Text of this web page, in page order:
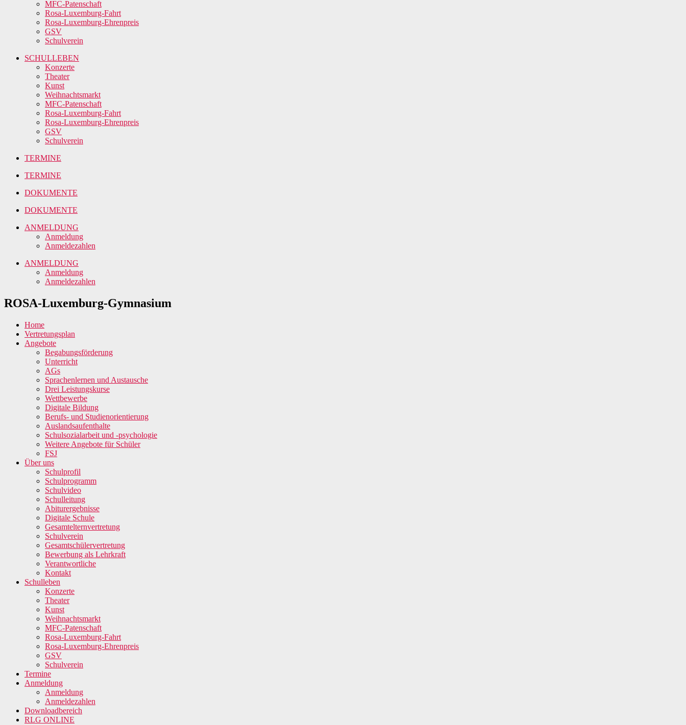
MFC-Patenschaft
Rosa-Luxemburg-Fahrt
Rosa-Luxemburg-Ehrenpreis
GSV
Schulverein
SCHULLEBEN
Konzerte
Theater
Kunst
Weihnachtsmarkt
MFC-Patenschaft
Rosa-Luxemburg-Fahrt
Rosa-Luxemburg-Ehrenpreis
GSV
Schulverein
TERMINE
TERMINE
DOKUMENTE
DOKUMENTE
ANMELDUNG
Anmeldung
Anmeldezahlen
ANMELDUNG
Anmeldung
Anmeldezahlen
ROSA-Luxemburg-Gymnasium
Home
Vertretungsplan
Angebote
Begabungsförderung
Unterricht
AGs
Sprachenlernen und Austausche
Drei Leistungskurse
Wettbewerbe
Digitale Bildung
Berufs- und Studienorientierung
Auslandsaufenthalte
Schulsozialarbeit und -psychologie
Weitere Angebote für Schüler
FSJ
Über uns
Schulprofil
Schulprogramm
Schulvideo
Schulleitung
Abiturergebnisse
Digitale Schule
Gesamtelternvertretung
Schulverein
Gesamtschülervertretung
Bewerbung als Lehrkraft
Verantwortliche
Kontakt
Schulleben
Konzerte
Theater
Kunst
Weihnachtsmarkt
MFC-Patenschaft
Rosa-Luxemburg-Fahrt
Rosa-Luxemburg-Ehrenpreis
GSV
Schulverein
Termine
Anmeldung
Anmeldung
Anmeldezahlen
Downloadbereich
RLG ONLINE